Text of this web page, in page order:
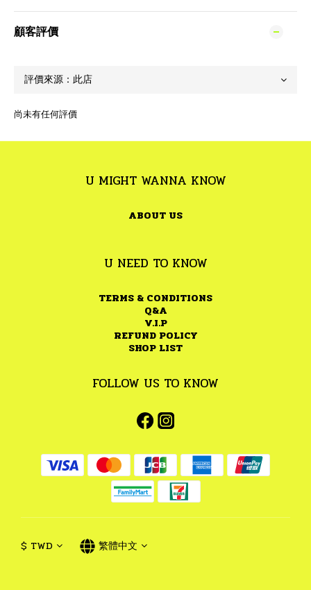
顧客評價
尚未有任何評價
U MIGHT WANNA KNOW
ABOUT US
U NEED TO KNOW
TERMS & CONDITIONS
Q&A
V.I.P
REFUND POLICY
SHOP LIST
FOLLOW US TO KNOW
$ TWD 繁體中文